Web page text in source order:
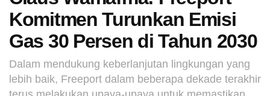
Komitmen Turunkan Emisi
Gas 30 Persen di Tahun 2030
Dalam mendukung keberlanjutan lingkungan yang
lebih baik, Freeport dalam beberapa dekade terakhir